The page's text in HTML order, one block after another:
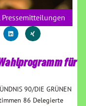
für
90/DIE GRÜNEN
86 Delegierte
Pressemitteilungen